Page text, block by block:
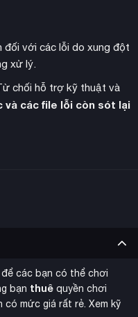
với các lỗi do xung đột
xử lý.
chối hỗ trợ kỹ thuật và
và các file lỗi còn sót lại
để các bạn có thể chơi
bạn thuê quyền chơi
có mức giá rất rẻ. Xem kỹ